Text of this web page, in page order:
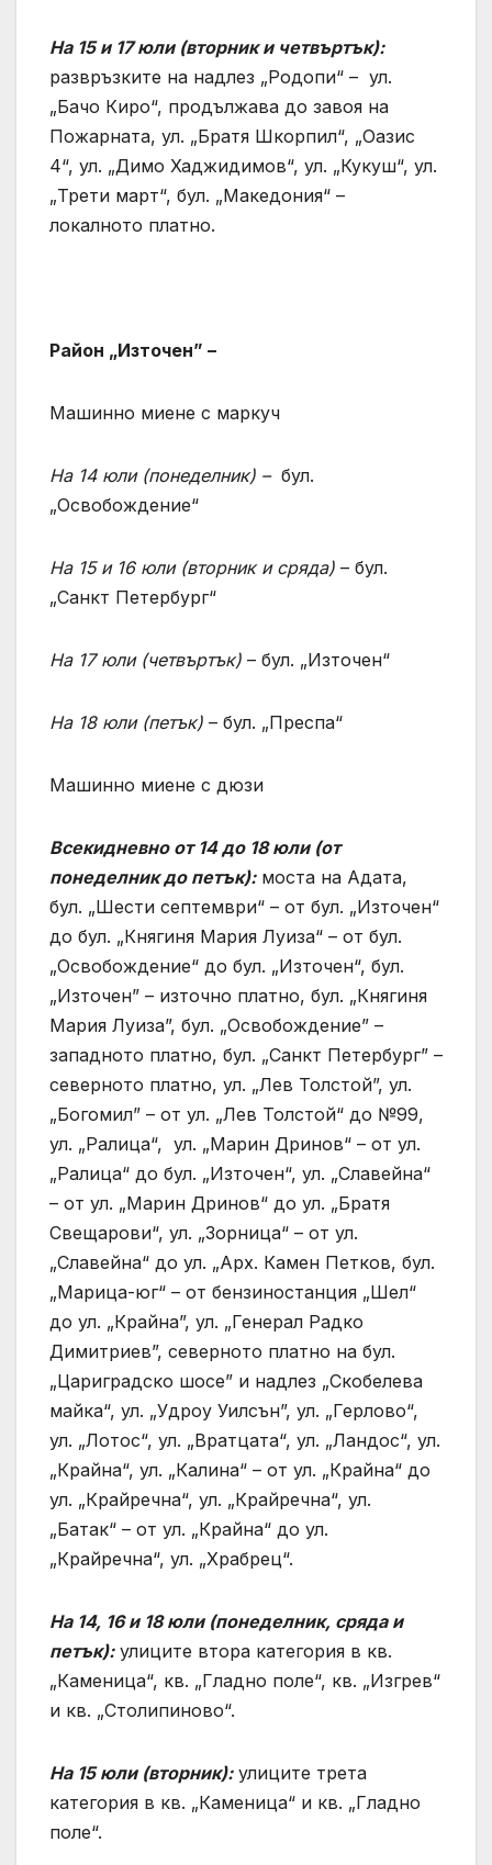
На 15 и 17 юли (вторник и четвъртък):
развръзките на надлез „Родопи“ – ул.
„Бачо Киро“, продължава до завоя на
Пожарната, ул. „Братя Шкорпил“, „Оазис
4“, ул. „Димо Хаджидимов“, ул. „Кукуш“, ул.
„Трети март“, бул. „Македония“ –
локалното платно.
Район „Източен” –
Машинно миене с маркуч
На 14 юли (понеделник) – бул.
„Освобождение“
На 15 и 16 юли (вторник и сряда) – бул.
„Санкт Петербург“
На 17 юли (четвъртък) – бул. „Източен“
На 18 юли (петък) – бул. „Преспа“
Машинно миене с дюзи
Всекидневно от 14 до 18 юли (от
понеделник до петък):моста на Адата,
бул. „Шести септември“ – от бул. „Източен“
до бул. „Княгиня Мария Луиза“ – от бул.
„Освобождение“ до бул. „Източен“, бул.
„Източен” – източно платно, бул. „Княгиня
Мария Луиза”, бул. „Освобождение” –
западното платно, бул. „Санкт Петербург” –
северното платно, ул. „Лев Толстой”, ул.
„Богомил” – от ул. „Лев Толстой“ до №99,
ул. „Ралица“, ул. „Марин Дринов“ – от ул.
„Ралица“ до бул. „Източен“, ул. „Славейна“
– от ул. „Марин Дринов“ до ул. „Братя
Свещарови“, ул. „Зорница“ – от ул.
„Славейна“ до ул. „Арх. Камен Петков, бул.
„Марица-юг“ – от бензиностанция „Шел“
до ул. „Крайна”, ул. „Генерал Радко
Димитриев”, северното платно на бул.
„Цариградско шосе” и надлез „Скобелева
майка“, ул. „Удроу Уилсън”, ул. „Герлово“,
ул. „Лотос“, ул. „Вратцата“, ул. „Ландос“, ул.
„Крайна“, ул. „Калина“ – от ул. „Крайна“ до
ул. „Крайречна“, ул. „Крайречна“, ул.
„Батак“ – от ул. „Крайна“ до ул.
„Крайречна“, ул. „Храбрец“.
На 14, 16 и 18 юли (понеделник, сряда и
петък):улиците втора категория в кв.
„Каменица“, кв. „Гладно поле“, кв. „Изгрев“
и кв. „Столипиново“.
На 15 юли (вторник):улиците трета
категория в кв. „Каменица“ и кв. „Гладно
поле“.